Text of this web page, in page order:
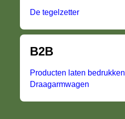
De tegelzetter
B2B
Producten laten bedrukken
Draagarmwagen